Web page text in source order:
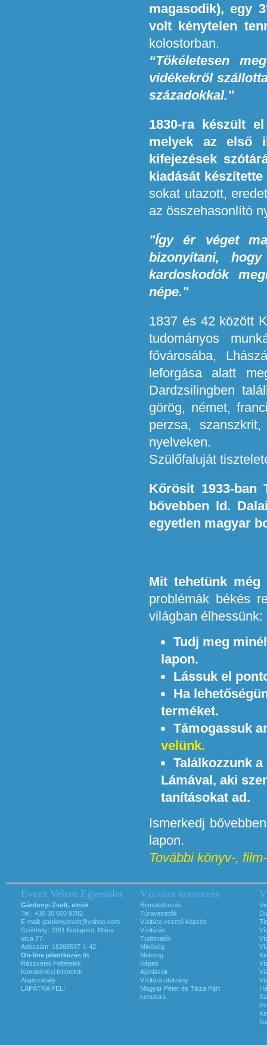
magasodik), egy
volt kénytelen
kolostorban.
“Tökéletesen
vidékekről
századokkal."
1830-ra készült
melyek az első
kifejezések
kiadását
sokat utazott,
az összehasonlító
"Így ér véget
bizonyítani,
kardoskodók
népe."
1837 és 42 között
tudományos
fővárosába,
leforgása alatt
Dardzsilingben
görög, német,
perzsa,
nyelveken.
Szülőfaluját
Kőrösit 1933-ban
bővebben ld.
egyetlen magyar
Mit tehetünk még
problémák békés
világban élhessünk:
Tudj meg
lapon.
Lássuk el
Ha
terméket.
Támogassuk
velünk.
Találkozzunk
Lámával, aki
tanításokat ad.
Ismerkedj
lapon.
További könyv-,
Evezz Velem Egyesület
Gárdonyi Zsolt, elnök
Tel.: +36 30 600 9782
E-mail: gardonyizsolt@yahoo.com
Székhely: 1161 Budapest, Mária
utca 77.
Adószám: 18266597-1-42
On-line jelentkezés itt
Részvételi Feltételek
Kenubérlési feltételek
Alapszabály
LAPÁTRA FEL!
Vízitúra szervezés
Bemutatkozás
Túravezetők
Vízitúra vezető képzés
Vízitúrák
Tudnivalók
Minőség
Mekong
Képek
Ajánlások
Vízitúra utalvány
Magyar Péter és Tisza Párt
kenutúra